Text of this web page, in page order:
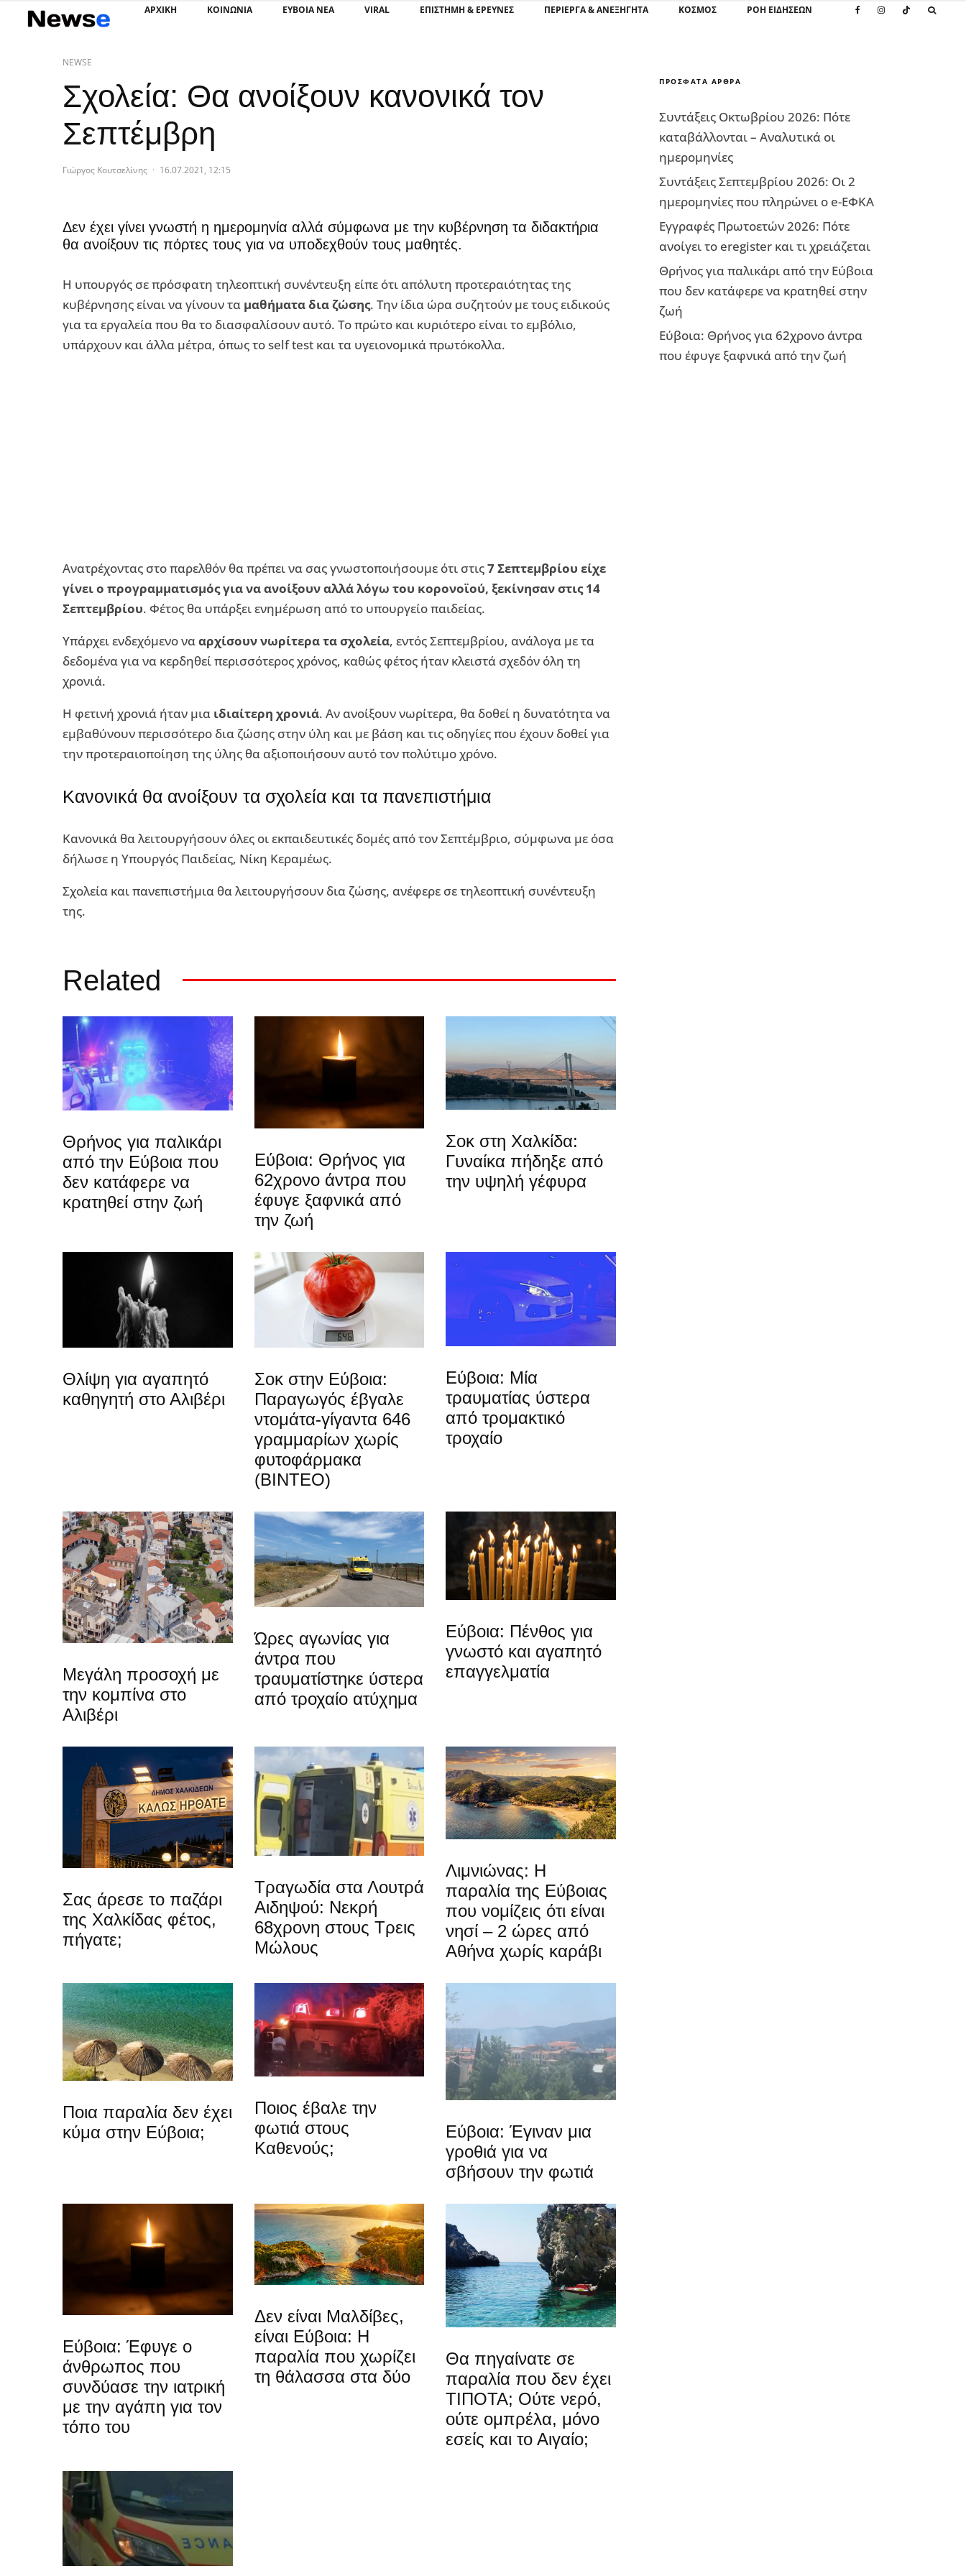
ΑΡΧΙΚΗ ΚΟΙΝΩΝΙΑ ΕΥΒΟΙΑ ΝΕΑ VIRAL ΕΠΙΣΤΉΜΗ & ΈΡΕΥΝΕΣ ΠΕΡΊΕΡΓΑ & ΑΝΕΞΉΓΗΤΑ ΚΌΣΜΟΣ ΡΟΗ ΕΙΔΗΣΕΩΝ
NEWSE
Σχολεία: Θα ανοίξουν κανονικά τον
Σεπτέμβρη
Γιώργος Κουτσελίνης · 16.07.2021, 12:15
Δεν έχει γίνει γνωστή η ημερομηνία αλλά σύμφωνα με την κυβέρνηση τα διδακτήρια
θα ανοίξουν τις πόρτες τους για να υποδεχθούν τους μαθητές.
Η υπουργός σε πρόσφατη τηλεοπτική συνέντευξη είπε ότι απόλυτη προτεραιότητας της
κυβέρνησης είναι να γίνουν τα μαθήματα δια ζώσης. Την ίδια ώρα συζητούν με τους ειδικούς
για τα εργαλεία που θα το διασφαλίσουν αυτό. Το πρώτο και κυριότερο είναι το εμβόλιο,
υπάρχουν και άλλα μέτρα, όπως το self test και τα υγειονομικά πρωτόκολλα.
Ανατρέχοντας στο παρελθόν θα πρέπει να σας γνωστοποιήσουμε ότι στις7 Σεπτεμβρίου είχε
γίνει ο προγραμματισμός για να ανοίξουν αλλά λόγω του κορονοϊού, ξεκίνησαν στις 14
Σεπτεμβρίου. Φέτος θα υπάρξει ενημέρωση από το υπουργείο παιδείας.
Υπάρχει ενδεχόμενο νααρχίσουν νωρίτερα τα σχολεία, εντός Σεπτεμβρίου, ανάλογα με τα
δεδομένα για να κερδηθεί περισσότερος χρόνος, καθώς φέτος ήταν κλειστά σχεδόν όλη τη
χρονιά.
Η φετινή χρονιά ήταν μια ιδιαίτερη χρονιά. Αν ανοίξουν νωρίτερα, θα δοθεί η δυνατότητα να
εμβαθύνουν περισσότερο δια ζώσης στην ύλη και με βάση και τις οδηγίες που έχουν δοθεί για
την προτεραιοποίηση της ύλης θα αξιοποιήσουν αυτό τον πολύτιμο χρόνο.
Κανονικά θα ανοίξουν τα σχολεία και τα πανεπιστήμια
Kανονικά θα λειτουργήσουν όλες οι εκπαιδευτικές δομές από τον Σεπτέμβριο, σύμφωνα με όσα
δήλωσε η Yπουργός Παιδείας, Νίκη Κεραμέως.
Σχολεία και πανεπιστήμια θα λειτουργήσουν δια ζώσης, ανέφερε σε τηλεοπτική συνέντευξη
της.
Related
Θρήνος για παλικάρι
από την Εύβοια που
δεν κατάφερε να
κρατηθεί στην ζωή
Εύβοια: Θρήνος για
62χρονο άντρα που
έφυγε ξαφνικά από
την ζωή
Σοκ στη Χαλκίδα:
Γυναίκα πήδηξε από
την υψηλή γέφυρα
Θλίψη για αγαπητό
καθηγητή στο Αλιβέρι
Σοκ στην Εύβοια:
Παραγωγός έβγαλε
ντομάτα-γίγαντα 646
γραμμαρίων χωρίς
φυτοφάρμακα
(ΒΙΝΤΕΟ)
Εύβοια: Μία
τραυματίας ύστερα
από τρομακτικό
τροχαίο
Μεγάλη προσοχή με
την κομπίνα στο
Αλιβέρι
Ώρες αγωνίας για
άντρα που
τραυματίστηκε ύστερα
από τροχαίο ατύχημα
Εύβοια: Πένθος για
γνωστό και αγαπητό
επαγγελματία
Σας άρεσε το παζάρι
της Χαλκίδας φέτος,
πήγατε;
Τραγωδία στα Λουτρά
Αιδηψού: Νεκρή
68χρονη στους Τρεις
Μώλους
Λιμνιώνας: Η
παραλία της Εύβοιας
που νομίζεις ότι είναι
νησί – 2 ώρες από
Αθήνα χωρίς καράβι
Ποια παραλία δεν έχει
κύμα στην Εύβοια;
Ποιος έβαλε την
φωτιά στους
Καθενούς;
Εύβοια: Έγιναν μια
γροθιά για να
σβήσουν την φωτιά
Εύβοια: Έφυγε ο
άνθρωπος που
συνδύασε την ιατρική
με την αγάπη για τον
τόπο του
Δεν είναι Μαλδίβες,
είναι Εύβοια: Η
παραλία που χωρίζει
τη θάλασσα στα δύο
Θα πηγαίνατε σε
παραλία που δεν έχει
ΤΙΠΟΤΑ; Ούτε νερό,
ούτε ομπρέλα, μόνο
εσείς και το Αιγαίο;
ΠΡΌΣΦΑΤΑ ΆΡΘΡΑ
Συντάξεις Οκτωβρίου 2026: Πότε
καταβάλλονται – Αναλυτικά οι
ημερομηνίες
Συντάξεις Σεπτεμβρίου 2026: Οι 2
ημερομηνίες που πληρώνει ο e-ΕΦΚΑ
Εγγραφές Πρωτοετών 2026: Πότε
ανοίγει το eregister και τι χρειάζεται
Θρήνος για παλικάρι από την Εύβοια
που δεν κατάφερε να κρατηθεί στην
ζωή
Εύβοια: Θρήνος για 62χρονο άντρα
που έφυγε ξαφνικά από την ζωή